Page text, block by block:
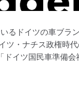
るドイツの車ブラ
ツ・ナチス政権時
イツ国民車準備会